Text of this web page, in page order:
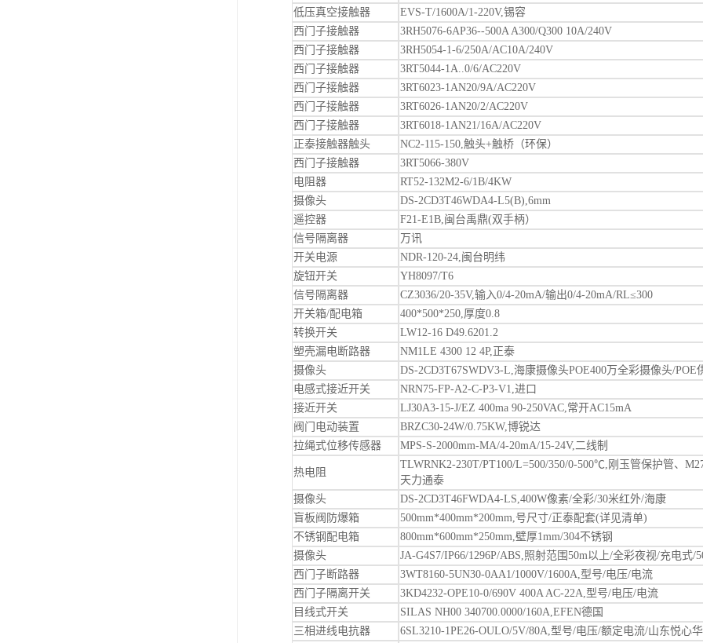
低压真空接触器
EVS-T/1600A/1-220V,锡容
西门子接触器
3RH5076-6AP36--500A A300/Q300 10A/240V
西门子接触器
3RH5054-1-6/250A/AC10A/240V
西门子接触器
3RT5044-1A..0/6/AC220V
西门子接触器
3RT6023-1AN20/9A/AC220V
西门子接触器
3RT6026-1AN20/2/AC220V
西门子接触器
3RT6018-1AN21/16A/AC220V
正泰接触器触头
NC2-115-150,触头+触桥（环保）
西门子接触器
3RT5066-380V
电阻器
RT52-132M2-6/1B/4KW
摄像头
DS-2CD3T46WDA4-L5(B),6mm
遥控器
F21-E1B,闽台禹鼎(双手柄）
信号隔离器
万讯
开关电源
NDR-120-24,闽台明纬
旋钮开关
YH8097/T6
信号隔离器
CZ3036/20-35V,输入0/4-20mA/输出0/4-20mA/RL≤300
开关箱/配电箱
400*500*250,厚度0.8
转换开关
LW12-16 D49.6201.2
塑壳漏电断路器
NM1LE 4300 12 4P,正泰
摄像头
DS-2CD3T67SWDV3-L,海康摄像头POE400万全彩摄像头/POE
电感式接近开关
NRN75-FP-A2-C-P3-V1,进口
接近开关
LJ30A3-15-J/EZ 400ma 90-250VAC,常开AC15mA
阀门电动装置
BRZC30-24W/0.75KW,博锐达
拉绳式位移传感器
MPS-S-2000mm-MA/4-20mA/15-24V,二线制
热电阻
TLWRNK2-230T/PT100/L=500/350/0-500℃,刚玉管保护管、
天力通泰
摄像头 DS-2CD3T46FWDA4-LS,400W像素/全彩/30米红外/海康
盲板阀防爆箱
500mm*400mm*200mm,号尺寸/正泰配套(详见清单)
不锈钢配电箱
800mm*600mm*250mm,壁厚1mm/304不锈钢
摄像头
JA-G4S7/IP66/1296P/ABS,照射范围50m以上/全彩夜视/充电式/
西门子断路器
3WT8160-5UN30-0AA1/1000V/1600A,型号/电压/电流
西门子隔离开关
3KD4232-OPE10-0/690V 400A AC-22A,型号/电压/电流
目线式开关
SILAS NH00 340700.0000/160A,EFEN德国
三相进线电抗器
6SL3210-1PE26-OULO/5V/80A,型号/电压/额定电流/山东悦心华